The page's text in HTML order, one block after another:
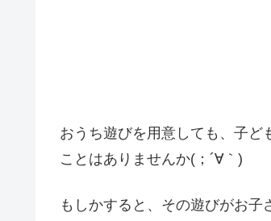
おうち遊びを用意しても、子ど
ことはありませんか(；´∀｀)
もしかすると、その遊びがお子